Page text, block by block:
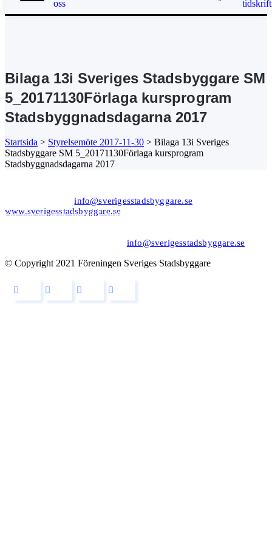
oss tidskrift
Bilaga 13i Sveriges Stadsbyggare SM
5_20171130Förlaga kursprogram
Stadsbyggnadsdagarna 2017
Startsida > Styrelsemöte 2017-11-30 > Bilaga 13i Sveriges
Stadsbyggare SM 5_20171130Förlaga kursprogram
Stadsbyggnadsdagarna 2017
kursprogram Stadsbyggnadsdagarna 2017
Kansli/Besöks- och postadress:
Föreningen Sveriges Stadsbyggare
Tel: 08−20 19 85info@sverigesstadsbyggare.se
www.sverigesstadsbyggare.se
Organisationsnr: 802001−8001 Momsregistreringsnr (VAT)
9500 0099 6034 0001 1726 BIC/SWIFT: NDEASESS
info@sverigesstadsbyggare.se
© Copyright 2021 Föreningen Sveriges Stadsbyggare